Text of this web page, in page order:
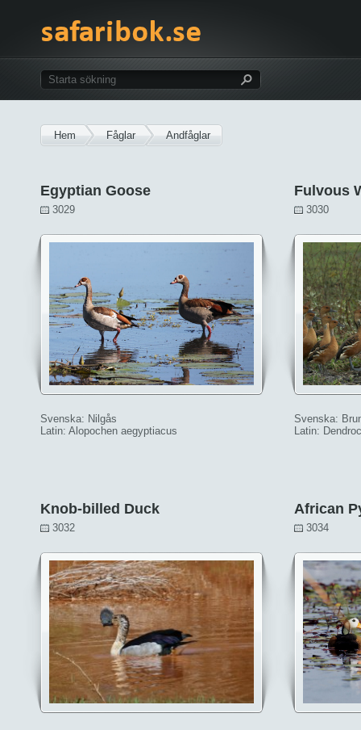
Hem Fåglar Andfåglar
Egyptian Goose
3029
Svenska: Nilgås
Latin: Alopochen aegyptiacus
Fulvous
3030
Svenska:
Latin:
Knob-billed Duck
3032
African
3034